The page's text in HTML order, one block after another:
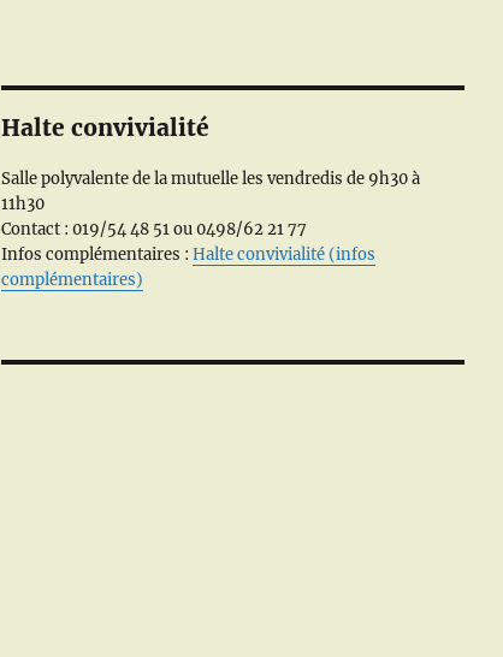
Halte convivialité
Salle polyvalente de la mutuelle les vendredis de 9h30 à
11h30
Contact : 019/54 48 51 ou 0498/62 21 77
Infos complémentaires :Halte convivialité (infos
complémentaires)